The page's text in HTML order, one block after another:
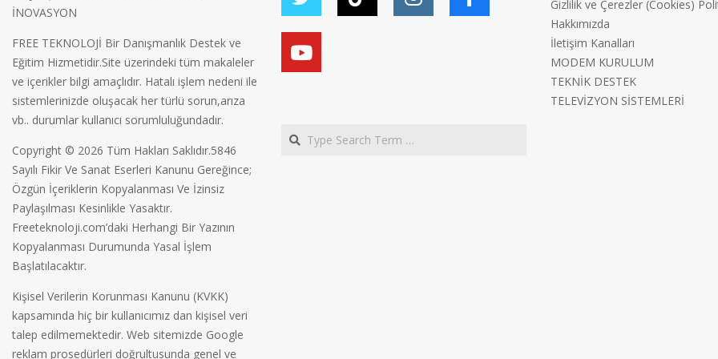
İNOVASYON
FREE TEKNOLOJİ Bir Danışmanlık Destek ve
Eğitim Hizmetidir.Site üzerindeki tüm makaleler
ve içerikler bilgi amaçlıdır. Hatalı işlem nedeni ile
sistemlerinizde oluşacak her türlü sorun,arıza
vb.. durumlar kullanıcı sorumluluğundadır.
Copyright © 2026 Tüm Hakları Saklıdır.5846
Sayılı Fikir Ve Sanat Eserleri Kanunu Gereğince;
Özgün İçeriklerin Kopyalanması Ve İzinsiz
Paylaşılması Kesinlikle Yasaktır.
Freeteknoloji.com’daki Herhangi Bir Yazının
Kopyalanması Durumunda Yasal İşlem
Başlatılacaktır.
Kişisel Verilerin Korunması Kanunu (KVKK)
kapsamında hiç bir kullanıcımız dan kişisel veri
talep edilmemektedir. Web sitemizde Google
reklam prosedürleri doğrultusunda genel ve
Search
Gizlilik ve Çerezler (Cookies)
Hakkımızda
İletişim Kanalları
MODEM KURULUM
TEKNİK DESTEK
TELEVİZYON SİSTEMLERİ